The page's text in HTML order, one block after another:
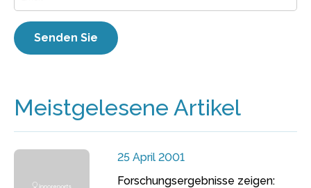
Meistgelesene Artikel
25 April 2001
Forschungsergebnisse zeigen: